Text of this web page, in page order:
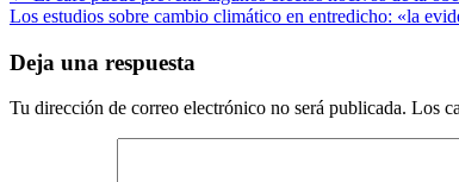
por
artículos
Los estudios sobre cambio climático en entredicho: «la
Deja una respuesta
Tu dirección de correo electrónico no será publicada. Los